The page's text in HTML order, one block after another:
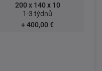
200 x 140 x 10
1-3 týdnů
+ 400,00 €